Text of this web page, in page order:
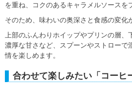
を重ね、コクのあるキャラメルソースを
そのため、味わいの奥深さと食感の変化
上部のふんわりホイップやプリンの層
濃厚な甘さなど、スプーンやストローで
情を楽しめます。
合わせて楽しみたい「コーヒ